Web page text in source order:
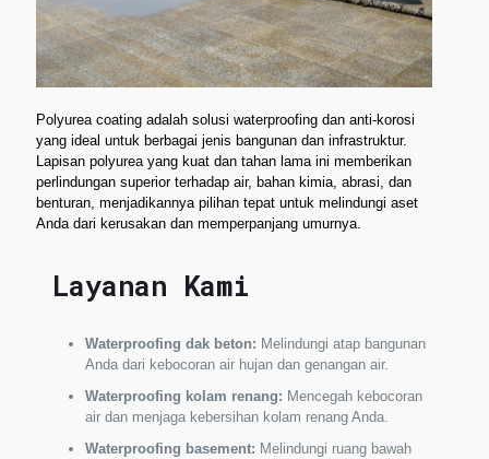
Polyurea coating adalah solusi waterproofing dan anti-korosi
yang ideal untuk berbagai jenis bangunan dan infrastruktur.
Lapisan polyurea yang kuat dan tahan lama ini memberikan
perlindungan superior terhadap air, bahan kimia, abrasi, dan
benturan, menjadikannya pilihan tepat untuk melindungi aset
Anda dari kerusakan dan memperpanjang umurnya.
Layanan Kami
Waterproofing dak beton: Melindungi atap bangunan
Anda dari kebocoran air hujan dan genangan air.
Waterproofing kolam renang: Mencegah kebocoran
air dan menjaga kebersihan kolam renang Anda.
Waterproofing basement: Melindungi ruang bawah